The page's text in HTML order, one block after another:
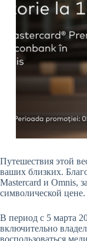
Путешествия этой
ваших близких.
Mastercard и Omnis,
символической цене.
В период с 5 марта
включительно
воспользоваться